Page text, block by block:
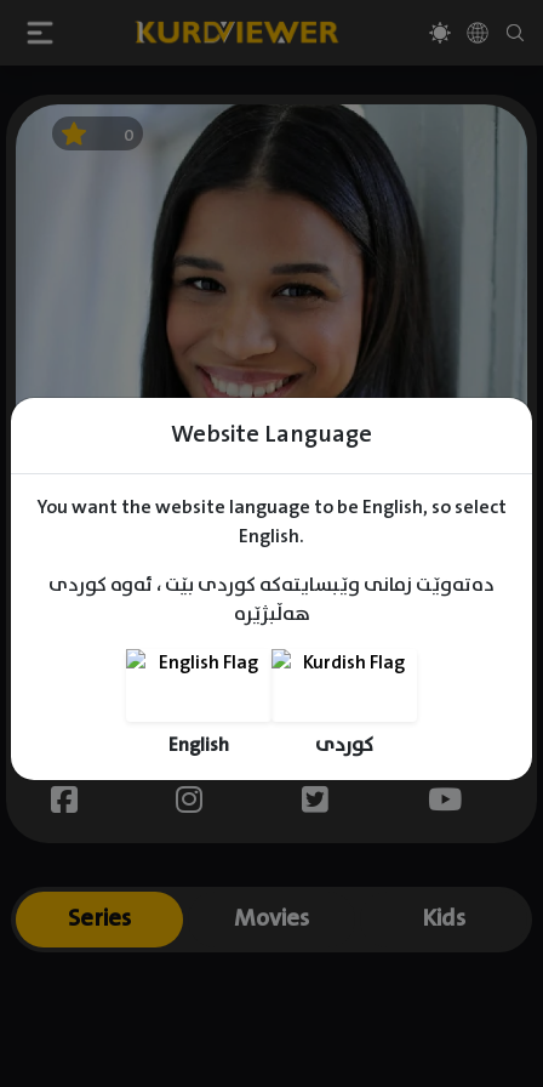
Website Language
You want the website language to be English, so select
English.
دەتەوێت زمانی وێبسایتەکە کوردی بێت ، ئەوە کوردی
هەڵبژێرە
English کوردی
0
Gender : female
Series Movies Kids